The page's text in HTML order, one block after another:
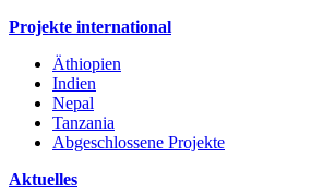
Projekte international
Äthiopien
Indien
Nepal
Tanzania
Abgeschlossene Projekte
Aktuelles